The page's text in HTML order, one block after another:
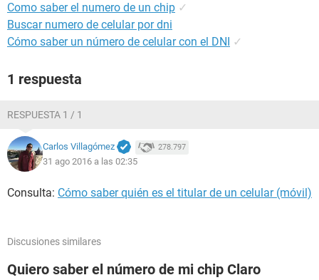
Como saber el numero de un chip ✓
Buscar numero de celular por dni
Cómo saber un número de celular con el DNI ✓
1 respuesta
RESPUESTA 1 / 1
Carlos Villagómez 278.797
31 ago 2016 a las 02:35
Consulta: Cómo saber quién es el titular de un celular (móvil)
Discusiones similares
Quiero saber el número de mi chip Claro